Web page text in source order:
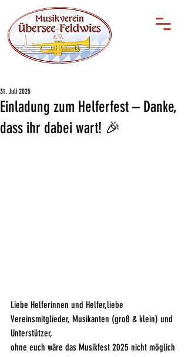
Einladung zum Helferfest – Danke,
dass ihr dabei wart! 🎉
31. Juli 2025
Liebe Helferinnen und Helfer,liebe
Vereinsmitglieder, Musikanten (groß & klein) und
Unterstützer,
ohne euch wäre das Musikfest 2025 nicht möglich